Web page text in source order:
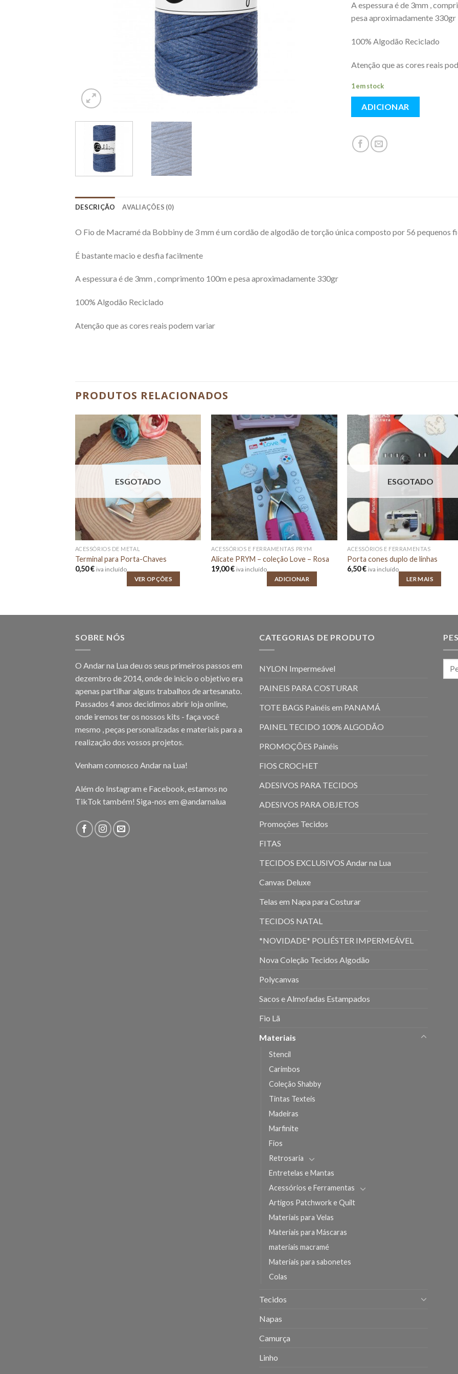
A espessura é de 3mm ,
pesa aproximadamente 330gr
100% Algodão Reciclado
Atenção que as cores reais
1 em stock
ADICIONAR
DESCRIÇÃO AVALIAÇÕES (0)
O Fio de Macramé da Bobbiny de 3 mm é um cordão de algodão de torção única composto por 56 pequenos
É bastante macio e desfia facilmente
A espessura é de 3mm , comprimento 100m e pesa aproximadamente 330gr
100% Algodão Reciclado
Atenção que as cores reais podem variar
PRODUTOS RELACIONADOS
ESGOTADO
ACESSÓRIOS DE METAL
Terminal para Porta-Chaves
0,50€ iva incluído
VER OPÇÕES
ACESSÓRIOS E FERRAMENTAS PRYM
Alicate PRYM – coleção Love – Rosa
19,00€ iva incluído
ADICIONAR
ESGOTADO
ACESSÓRIOS E FERRAMENTAS
Porta cones duplo de linhas
6,50€ iva incluído
LER MAIS
SOBRE NÓS
O Andar na Lua deu os seus primeiros passos em
dezembro de 2014, onde de inicio o objetivo era
apenas partilhar alguns trabalhos de artesanato.
Passados 4 anos decidimos abrir loja online,
onde iremos ter os nossos kits - faça você
mesmo , peças personalizadas e materiais para a
realização dos vossos projetos.
Venham connosco Andar na Lua!
Além do Instagram e Facebook, estamos no
TikTok também! Siga-nos em @andarnalua
CATEGORIAS DE PRODUTO
NYLON Impermeável
PAINEIS PARA COSTURAR
TOTE BAGS Painéis em PANAMÁ
PAINEL TECIDO 100% ALGODÃO
PROMOÇÕES Painéis
FIOS CROCHET
ADESIVOS PARA TECIDOS
ADESIVOS PARA OBJETOS
Promoções Tecidos
FITAS
TECIDOS EXCLUSIVOS Andar na Lua
Canvas Deluxe
Telas em Napa para Costurar
TECIDOS NATAL
*NOVIDADE* POLIÉSTER IMPERMEÁVEL
Nova Coleção Tecidos Algodão
Polycanvas
Sacos e Almofadas Estampados
Fio Lã
Materiais
Stencil
Carimbos
Coleção Shabby
Tintas Texteis
Madeiras
Marfinite
Fios
Retrosaria
Entretelas e Mantas
Acessórios e Ferramentas
Artigos Patchwork e Quilt
Materiais para Velas
Materiais para Máscaras
materiais macramé
Materiais para sabonetes
Colas
Tecidos
Napas
Camurça
Linho